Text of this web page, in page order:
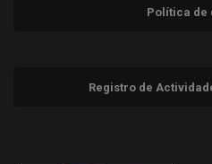
Política de
Registro de